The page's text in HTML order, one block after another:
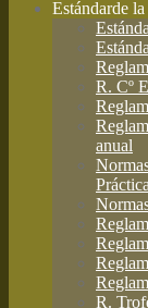
Estándarde la
R. Cº
anual
Práctica
R.